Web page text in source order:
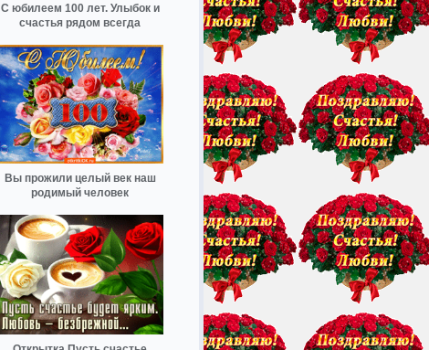
С юбилеем 100 лет. Улыбок и
счастья рядом всегда
Вы прожили целый век наш
родимый человек